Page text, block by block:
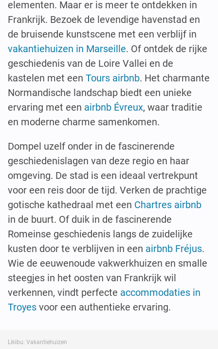
elementen. Maar er is meer te ontdekken in
Frankrijk. Bezoek de levendige havenstad en
de bruisende kunstscene met een verblijf in
vakantiehuizen in Marseille. Of ontdek de rijke
geschiedenis van de Loire Vallei en de
kastelen met een Tours airbnb. Het charmante
Normandische landschap biedt een unieke
ervaring met een airbnb Évreux, waar traditie
en moderne charme samenkomen.
Dompel uzelf onder in de fascinerende
geschiedenislagen van deze regio en haar
omgeving. De stad is een ideaal vertrekpunt
voor een reis door de tijd. Verken de prachtige
gotische kathedraal met een Chartres airbnb
in de buurt. Of duik in de fascinerende
Romeinse geschiedenis langs de zuidelijke
kusten door te verblijven in een airbnb Fréjus.
Wie de eeuwenoude vakwerkhuizen en smalle
steegjes in het oosten van Frankrijk wil
verkennen, vindt perfecte accommodaties in
Troyes voor een authentieke ervaring.
Likibu: Vakantiehuizen